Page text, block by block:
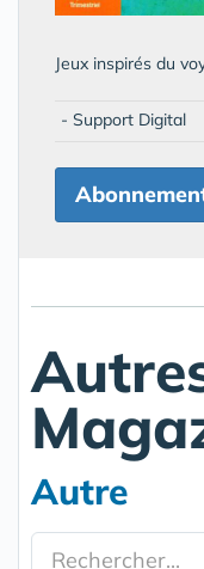
Jeux inspirés du
- Support Digital
Autre